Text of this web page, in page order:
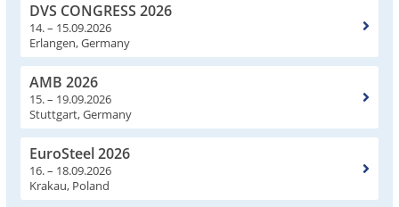
DVS CONGRESS 2026
14. – 15.09.2026
Erlangen, Germany
AMB 2026
15. – 19.09.2026
Stuttgart, Germany
EuroSteel 2026
16. – 18.09.2026
Krakau, Poland